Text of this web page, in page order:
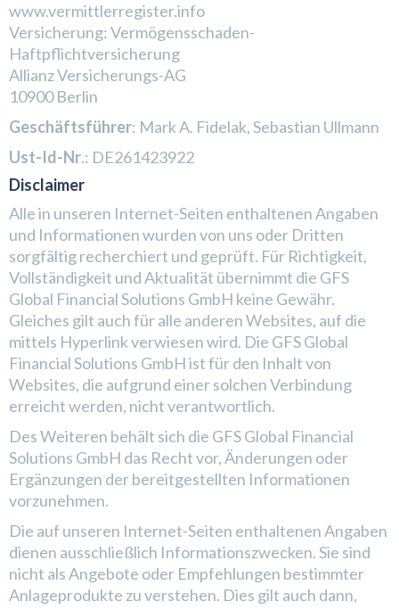
www.vermittlerregister.info
Versicherung: Vermögensschaden-
Haftpflichtversicherung
Allianz Versicherungs-AG
10900 Berlin
Geschäftsführer: Mark A. Fidelak, Sebastian Ullmann
Ust-Id-Nr.: DE261423922
Disclaimer
Alle in unseren Internet-Seiten enthaltenen Angaben
und Informationen wurden von uns oder Dritten
sorgfältig recherchiert und geprüft. Für Richtigkeit,
Vollständigkeit und Aktualität übernimmt die GFS
Global Financial Solutions GmbH keine Gewähr.
Gleiches gilt auch für alle anderen Websites, auf die
mittels Hyperlink verwiesen wird. Die GFS Global
Financial Solutions GmbH ist für den Inhalt von
Websites, die aufgrund einer solchen Verbindung
erreicht werden, nicht verantwortlich.
Des Weiteren behält sich die GFS Global Financial
Solutions GmbH das Recht vor, Änderungen oder
Ergänzungen der bereitgestellten Informationen
vorzunehmen.
Die auf unseren Internet-Seiten enthaltenen Angaben
dienen ausschließlich Informationszwecken. Sie sind
nicht als Angebote oder Empfehlungen bestimmter
Anlageprodukte zu verstehen. Dies gilt auch dann,